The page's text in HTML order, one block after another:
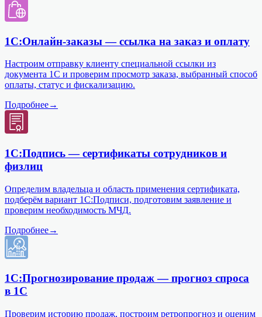
1С:Онлайн-заказы — ссылка на заказ и оплату
Настроим отправку клиенту специальной ссылки из
документа 1С и проверим просмотр заказа, выбранный способ
оплаты, статус и фискализацию.
Подробнее→
1С:Подпись — сертификаты сотрудников и
физлиц
Определим владельца и область применения сертификата,
подберём вариант 1С:Подписи, подготовим заявление и
проверим необходимость МЧД.
Подробнее→
1С:Прогнозирование продаж — прогноз спроса
в 1С
Проверим историю продаж, построим ретропрогноз и оценим